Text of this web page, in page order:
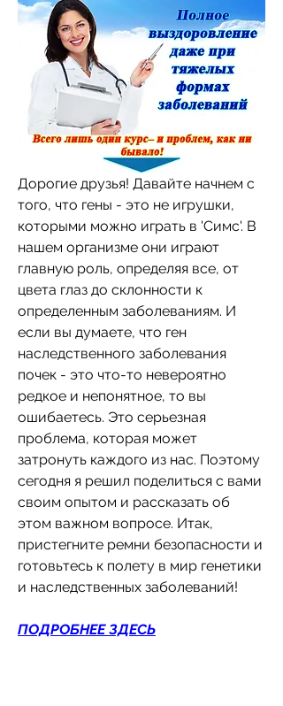
Дорогие друзья! Давайте начнем с
того, что гены - это не игрушки,
которыми можно играть в 'Симс'. В
нашем организме они играют
главную роль, определяя все, от
цвета глаз до склонности к
определенным заболеваниям. И
если вы думаете, что ген
наследственного заболевания
почек - это что-то невероятно
редкое и непонятное, то вы
ошибаетесь. Это серьезная
проблема, которая может
затронуть каждого из нас. Поэтому
сегодня я решил поделиться с вами
своим опытом и рассказать об
этом важном вопросе. Итак,
пристегните ремни безопасности и
готовьтесь к полету в мир генетики
и наследственных заболеваний!
ПОДРОБНЕЕ ЗДЕСЬ